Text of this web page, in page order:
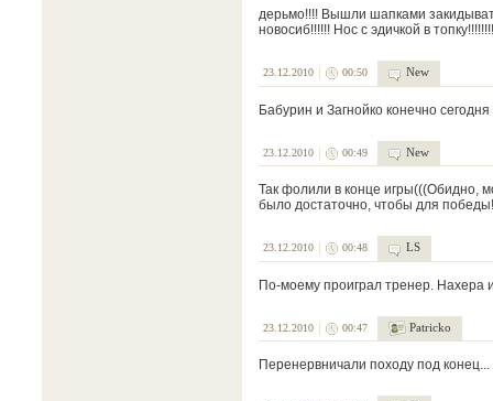
дерьмо!!!! Вышли шапками
новосиб!!!!!! Нос с эдичкой в
23.12.2010 00:50 New
Бабурин и Загнойко конечно
23.12.2010 00:49 New
Так фолили в конце игры(((Обидно,
было достаточно, чтобы для
23.12.2010 00:48 LS
По-моему проиграл тренер. Нахера
23.12.2010 00:47 Patricko
Перенервничали походу под